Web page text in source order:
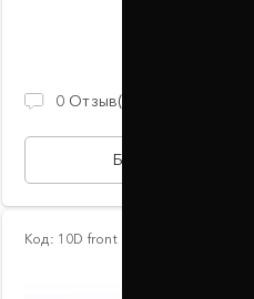
0 Отзыв(ов)
БЫСТРАЯ ПОКУПКА
Код: 10D front